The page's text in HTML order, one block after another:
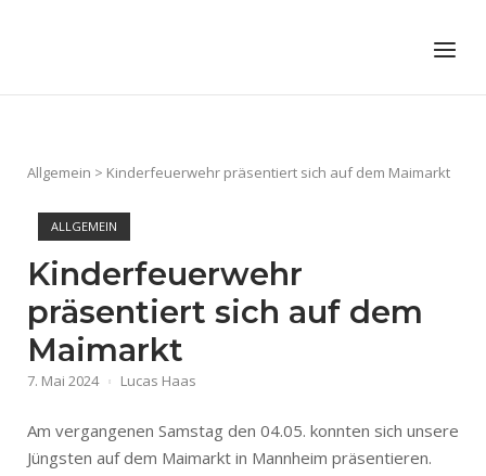
Menu
Allgemein > Kinderfeuerwehr präsentiert sich auf dem Maimarkt
ALLGEMEIN
Kinderfeuerwehr
präsentiert sich auf dem
Maimarkt
7. Mai 2024 Lucas Haas
Am vergangenen Samstag den 04.05. konnten sich unsere
Jüngsten auf dem Maimarkt in Mannheim präsentieren.